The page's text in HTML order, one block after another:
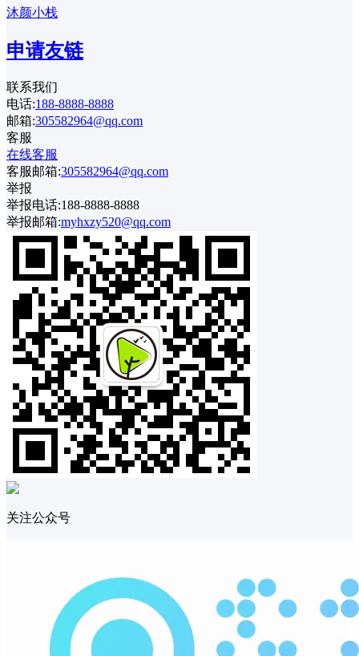
沐颜小栈
申请友链
联系我们
电话:188-8888-8888
邮箱:305582964@qq.com
客服
在线客服
客服邮箱:305582964@qq.com
举报
举报电话:188-8888-8888
举报邮箱:myhxzy520@qq.com
关注公众号